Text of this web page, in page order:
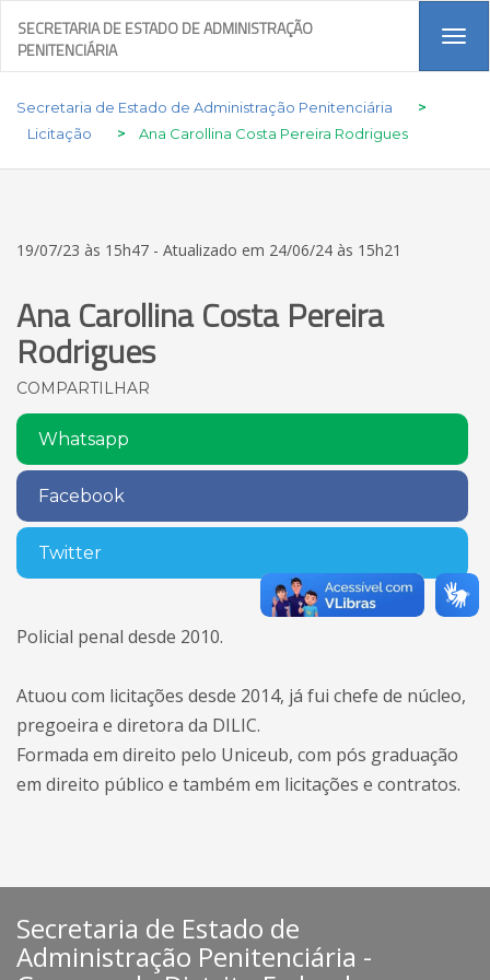
SECRETARIA DE ESTADO DE ADMINISTRAÇÃO
PENITENCIÁRIA
Secretaria de Estado de Administração Penitenciária
>
Licitação
> Ana Carollina Costa Pereira Rodrigues
19/07/23 às 15h47 - Atualizado em 24/06/24 às 15h21
Ana Carollina Costa Pereira
Rodrigues
COMPARTILHAR
Whatsapp
Facebook
Twitter
Policial penal desde 2010.
Atuou com licitações desde 2014, já fui chefe de núcleo,
pregoeira e diretora da DILIC.
Formada em direito pelo Uniceub, com pós graduação
em direito público e também em licitações e contratos.
Secretaria de Estado de
Administração Penitenciária -